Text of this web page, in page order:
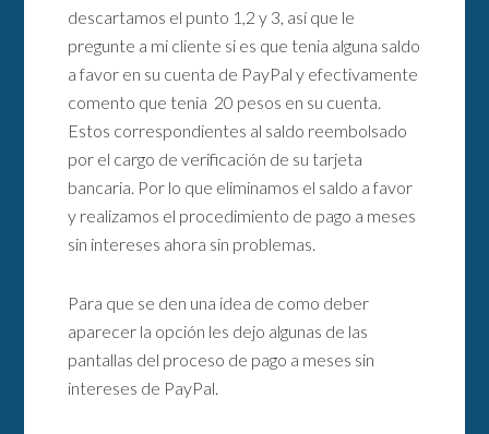
descartamos el punto 1,2 y 3, así que le
pregunte a mi cliente si es que tenia alguna saldo
a favor en su cuenta de PayPal y efectivamente
comento que tenia 20 pesos en su cuenta.
Estos correspondientes al saldo reembolsado
por el cargo de verificación de su tarjeta
bancaria. Por lo que eliminamos el saldo a favor
y realizamos el procedimiento de pago a meses
sin intereses ahora sin problemas.
Para que se den una idea de como deber
aparecer la opción les dejo algunas de las
pantallas del proceso de pago a meses sin
intereses de PayPal.